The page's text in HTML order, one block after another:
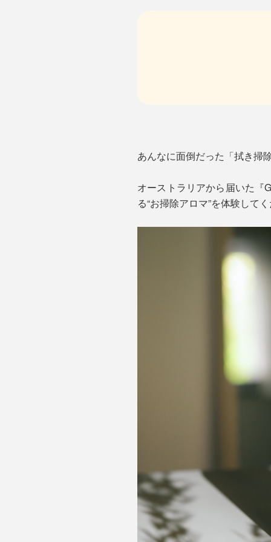
あんなに面倒だった「拭き
オーストラリアから届いた『
る“お掃除アロマ”を体験して